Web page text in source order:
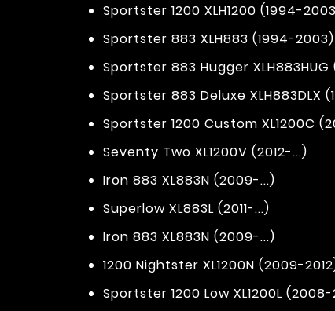
Sportster 1200 XLH1200 (1994-
Sportster 883 XLH883 (1994-2003)
Sportster 883 Hugger
Sportster 883 Deluxe XLH883DLX
Sportster 1200 Custom XL1200C
Seventy Two XL1200V (2012-...)
Iron 883 XL883N (2009-...)
Superlow XL883L (2011-...)
Iron 883 XL883N (2009-...)
1200 Nightster XL1200N (2009-
Sportster 1200 Low XL1200L (2008-